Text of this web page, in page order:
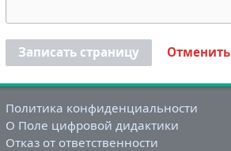
Записать страницу Отменить
Политика конфиденциальности
О Поле цифровой дидактики
Отказ от ответственности